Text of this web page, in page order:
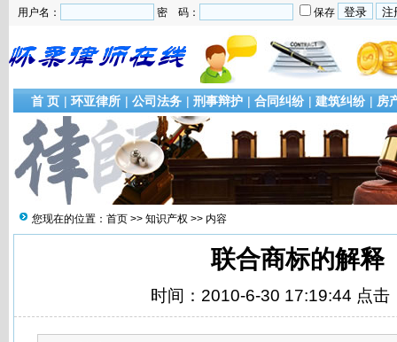
用户名： 密 码： 保存
首 页 | 环亚律所 | 公司法务 | 刑事辩护 | 合同纠纷 | 建筑纠纷 | 房
您现在的位置： 首页 >> 知识产权 >> 内容
联合商标的解释
时间：2010-6-30 17:19:44 点击